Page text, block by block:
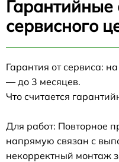
Гарантийные
сервисного
Гарантия от сервиса:
— до 3 месяцев.
Что считается
Для работ: Повторное
напрямую связан с
некорректный монтаж